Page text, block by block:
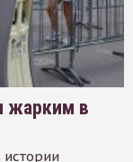
жарким в